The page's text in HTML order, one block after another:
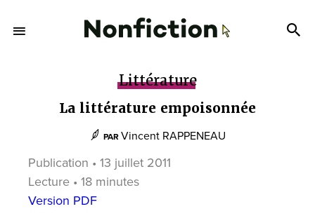
Littérature
La littérature empoisonnée
PAR Vincent RAPPENEAU
Publication • 13 juillet 2011
Lecture • 18 minutes
Version PDF